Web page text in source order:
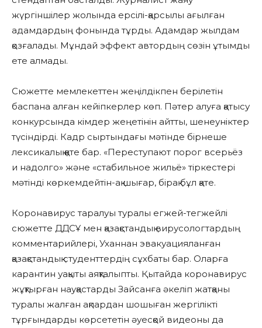
жүргіншілер жолында ерсілі-қарсылы ағылған
адамдардың фонында тұрды. Адамдар жылдам
қозғалады. Мұндай эффект автордың сөзін ұтымды
ете алмады.
Сюжетте мемлекеттен жеңілдікпен берілетін
баспана алған кейіпкерлер көп. Пәтер алуға қатысу
конкурсында кімдер жеңетінін айтты, шенеуніктер
түсіндірді. Кадр сыртындағы мәтінде бірнеше
лексикалық қате бар. «Переступают порог всерьёз
и надолго» және «стабильное жильё» тіркестері
мәтінді көркемдейтін-ақ шығар, бірақ бұл қате.
Коронавирус таралуы туралы егжей-тегжейлі
сюжетте ДДСҰ мен қазақстандық вирусологтардың
комментарийлері, Уханнан эвакуацияланған
қазақстандық студенттердің сұхбаты бар. Оларға
карантин уақыты аяқталыпты. Қытайда коронавирус
жұқтырған науқастарды Зайсанға әкеліп жатқаны
туралы жалған ақпардан шошыған жергілікті
тұрғындарды көрсететін әуесқой видеоны да